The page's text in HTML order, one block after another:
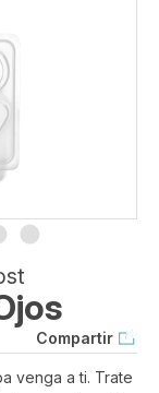
Compartir
venga a ti. Trate